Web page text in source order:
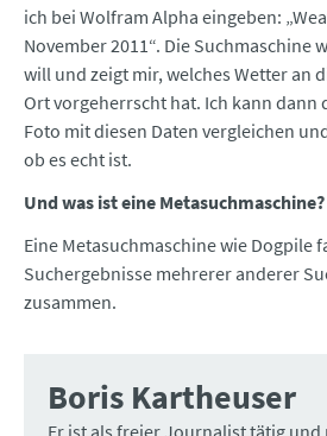
ich bei Wolfram Alpha eingeben:
November 2011“. Die Suchmaschine
will und zeigt mir, welches Wetter an
Ort vorgeherrscht hat. Ich kann dann
Foto mit diesen Daten vergleichen
ob es echt ist.
Und was ist eine Metasuchmaschine?
Eine Metasuchmaschine wie Dogpile
Suchergebnisse mehrerer anderer
zusammen.
Boris Kartheuser